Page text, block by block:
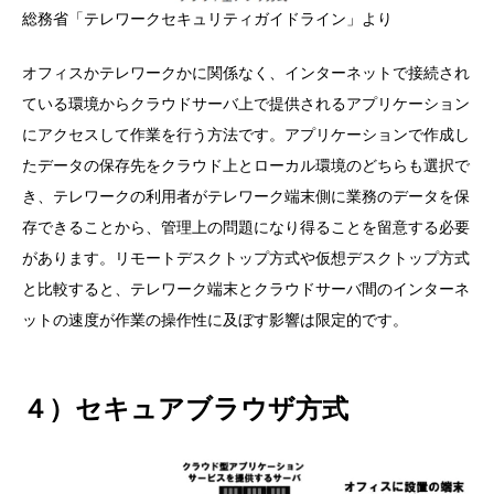
総務省「テレワークセキュリティガイドライン」より
オフィスかテレワークかに関係なく、インターネットで接続され
ている環境からクラウドサーバ上で提供されるアプリケーション
にアクセスして作業を行う方法です。アプリケーションで作成し
たデータの保存先をクラウド上とローカル環境のどちらも選択で
き、テレワークの利用者がテレワーク端末側に業務のデータを保
存できることから、管理上の問題になり得ることを留意する必要
があります。リモートデスクトップ方式や仮想デスクトップ方式
と比較すると、テレワーク端末とクラウドサーバ間のインターネ
ットの速度が作業の操作性に及ぼす影響は限定的です。
４）セキュアブラウザ方式